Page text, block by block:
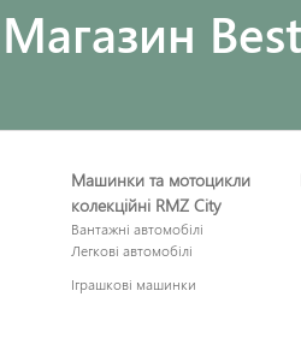
Maгазин
Машинки та мотоцикли
колекційні RMZ City
Вантажні автомобілі
Легкові автомобілі
Іграшкові машинки